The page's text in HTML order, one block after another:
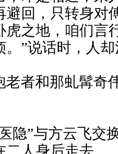
避回，只转身对
虎之地，咱们言
。”说话时，人
者和那虬髯奇
隐”与方云飞交
人身后走去。